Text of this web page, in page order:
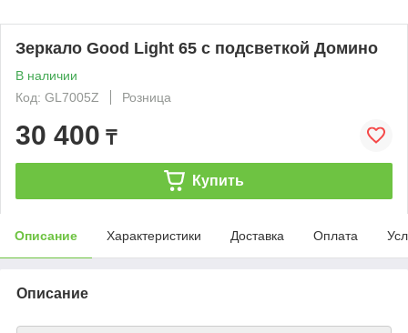
Зеркало Good Light 65 с подсветкой Домино
В наличии
Код: GL7005Z
Розница
30 400 ₸
Купить
Описание Характеристики Доставка Оплата
Описание